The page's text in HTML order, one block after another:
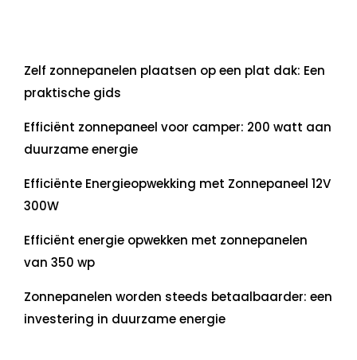
Zelf zonnepanelen plaatsen op een plat dak: Een
praktische gids
Efficiënt zonnepaneel voor camper: 200 watt aan
duurzame energie
Efficiënte Energieopwekking met Zonnepaneel 12V
300W
Efficiënt energie opwekken met zonnepanelen
van 350 wp
Zonnepanelen worden steeds betaalbaarder: een
investering in duurzame energie